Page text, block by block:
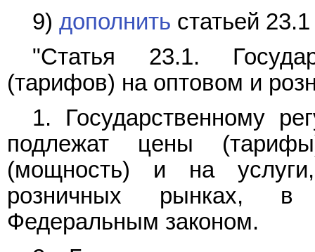
9) дополнить статьей
"Статья 23.1.
(тарифов) на оптовом и
1. Государственному
подлежат цены
(мощность) и на
розничных рынках, в
Федеральным законом.